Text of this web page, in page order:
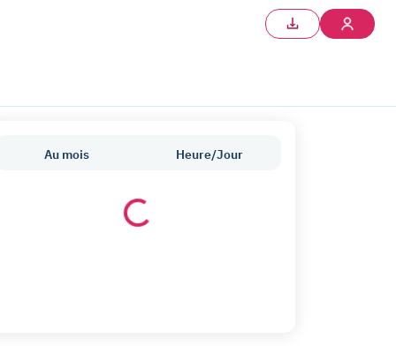
Au mois Heure/Jour